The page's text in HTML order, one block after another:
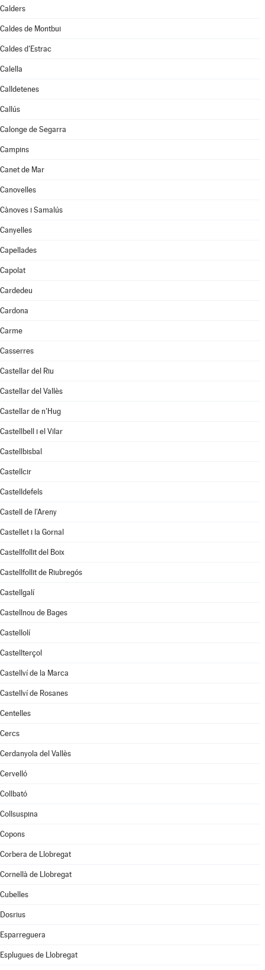
Calders
Caldes de Montbui
Caldes d'Estrac
Calella
Calldetenes
Callús
Calonge de Segarra
Campins
Canet de Mar
Canovelles
Cànoves i Samalús
Canyelles
Capellades
Capolat
Cardedeu
Cardona
Carme
Casserres
Castellar del Riu
Castellar del Vallès
Castellar de n'Hug
Castellbell i el Vilar
Castellbisbal
Castellcir
Castelldefels
Castell de l'Areny
Castellet i la Gornal
Castellfollit del Boix
Castellfollit de Riubregós
Castellgalí
Castellnou de Bages
Castellolí
Castellterçol
Castellví de la Marca
Castellví de Rosanes
Centelles
Cercs
Cerdanyola del Vallès
Cervelló
Collbató
Collsuspina
Copons
Corbera de Llobregat
Cornellà de Llobregat
Cubelles
Dosrius
Esparreguera
Esplugues de Llobregat